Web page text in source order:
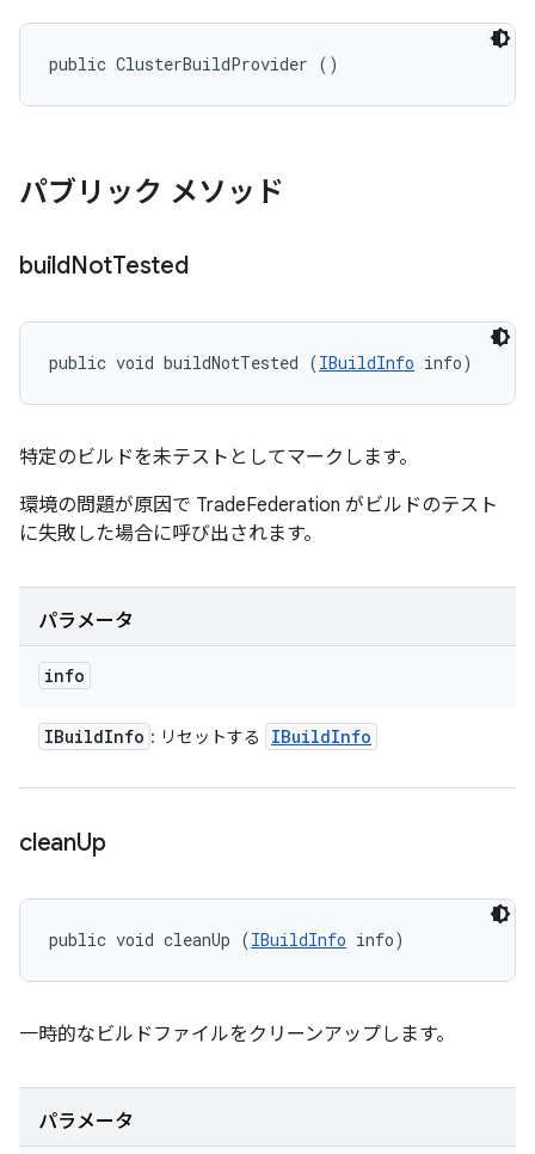
public ClusterBuildProvider ()
パブリック メソッド
buildNotTested
public void buildNotTested (IBuildInfo info)
特定のビルドを未テストとしてマークします。
環境の問題が原因で TradeFederation がビルドのテスト
に失敗した場合に呼び出されます。
パラメータ
info
IBuildInfo : リセットする IBuildInfo
cleanUp
public void cleanUp (IBuildInfo info)
一時的なビルドファイルをクリーンアップします。
パラメータ